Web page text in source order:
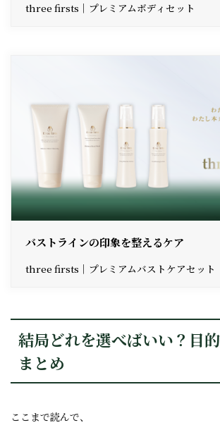
three firsts｜プレミアムボディセット
バストラインの印象を整えるケア
three firsts｜プレミアムバストケアセット
結局どれを選べばいい？目
まとめ
ここまで読んで、